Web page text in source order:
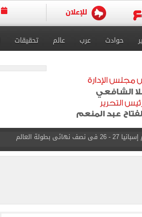
حوادث عرب عالم تحقيقات
العالم
وائل جمعة فى مران الأهلي تستحضر أمجاد الصخرة